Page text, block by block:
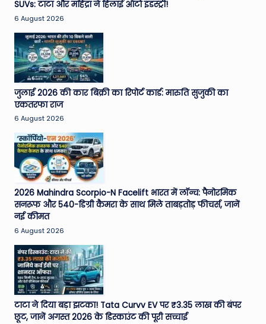
SUVs: टाटा और महिंद्रा ने हिलाई ऑटो इंडस्ट्री!
6 August 2026
जुलाई 2026 की कार बिक्री का रिपोर्ट कार्ड: मारुति सुजुकी का
एकतरफा राज
6 August 2026
2026 Mahindra Scorpio-N Facelift भारत में लॉन्च: पैनोरमिक
सनरूफ और 540-डिग्री कैमरा के साथ मिले ताबड़तोड़ फीचर्स, जानें
नई कीमत
6 August 2026
टाटा ने दिया बड़ा झटका! Tata Curvv EV पर ₹3.35 लाख की बंपर
छूट, जानें अगस्त 2026 के डिस्काउंट की पूरी सच्चाई